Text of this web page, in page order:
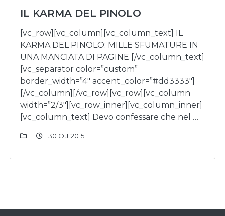
IL KARMA DEL PINOLO
[vc_row][vc_column][vc_column_text] IL
KARMA DEL PINOLO: MILLE SFUMATURE IN
UNA MANCIATA DI PAGINE [/vc_column_text]
[vc_separator color=”custom”
border_width=”4″ accent_color=”#dd3333″]
[/vc_column][/vc_row][vc_row][vc_column
width=”2/3″][vc_row_inner][vc_column_inner]
[vc_column_text] Devo confessare che nel …
30 Ott 2015